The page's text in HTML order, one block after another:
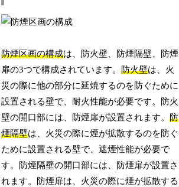
防煙区画の構成は、防火壁、防煙隔壁、防煙
扉の3つで構成されています。防火壁は、火
災の際に他の部分に延焼するのを防ぐために
設置される壁で、耐火性能が必要です。防火
壁の開口部には、防煙扉が設置されます。防
煙隔壁は、火災の際に煙が拡散するのを防ぐ
ために設置される壁で、遮煙性能が必要で
す。防煙隔壁の開口部には、防煙扉が設置さ
れます。防煙扉は、火災の際に煙が拡散する